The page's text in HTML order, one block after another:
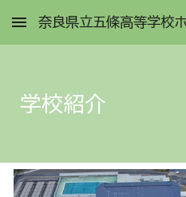
Skip to main content
奈良県立五條高等学校
学校紹介